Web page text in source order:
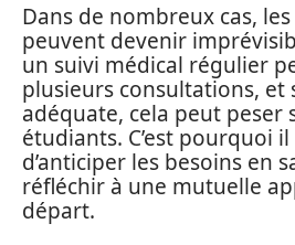
Dans de nombreux cas,
peuvent devenir
un suivi médical régulier
plusieurs consultations, et
adéquate, cela peut peser
étudiants. C’est pourquoi
d’anticiper les besoins en
réfléchir à une mutuelle
départ.